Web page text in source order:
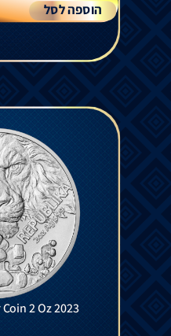
הוספה לסל
2 Oz 2023